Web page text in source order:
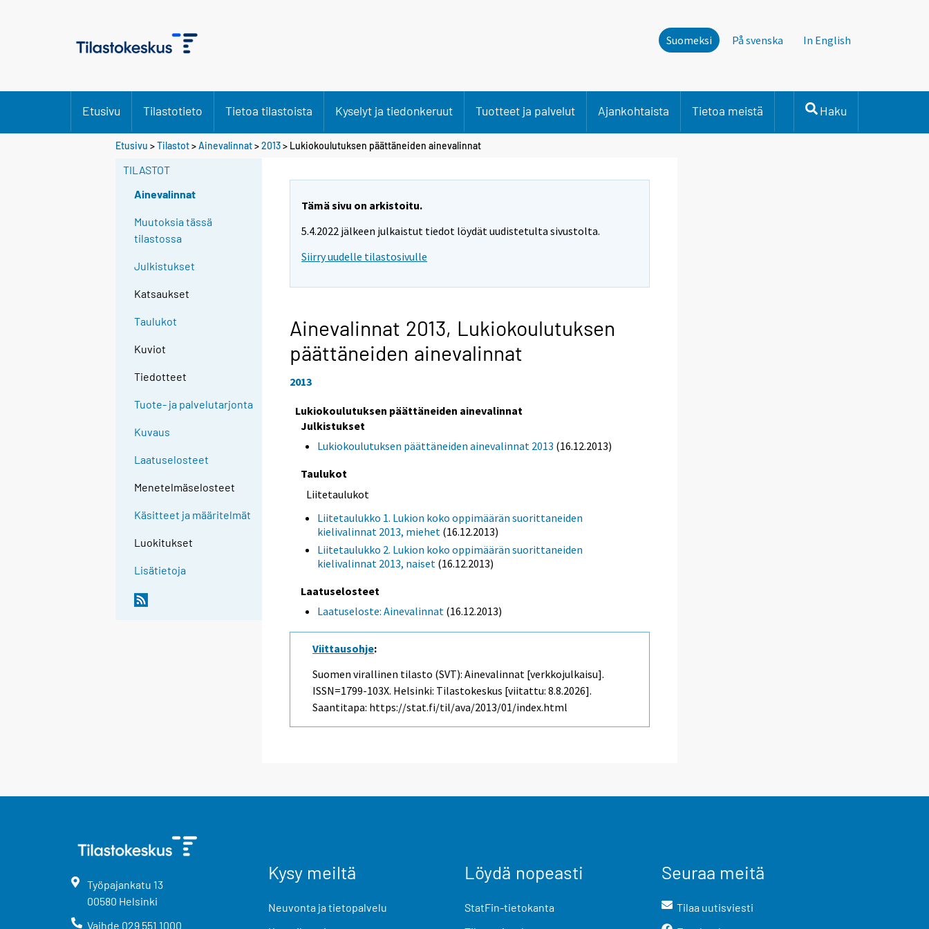
Suomeksi På svenska In English
Etusivu Tilastotieto Tietoa tilastoista Kyselyt ja tiedonkeruut Tuotteet ja palvelut Ajankohtaista Tietoa meistä Haku
Etusivu >Tilastot>Ainevalinnat>2013> Lukiokoulutuksen päättäneiden ainevalinnat
TILASTOT
Ainevalinnat
Muutoksia tässä
tilastossa
Julkistukset
Katsaukset
Taulukot
Kuviot
Tiedotteet
Tuote- ja palvelutarjonta
Kuvaus
Laatuselosteet
Menetelmäselosteet
Käsitteet ja määritelmät
Luokitukset
Lisätietoja
Tämä sivu on arkistoitu.
5.4.2022 jälkeen julkaistut tiedot löydät uudistetulta sivustolta.
Siirry uudelle tilastosivulle
Ainevalinnat 2013, Lukiokoulutuksen
päättäneiden ainevalinnat
2013
Lukiokoulutuksen päättäneiden ainevalinnat
Julkistukset
Lukiokoulutuksen päättäneiden ainevalinnat 2013 (16.12.2013)
Taulukot
Liitetaulukot
Liitetaulukko 1. Lukion koko oppimäärän suorittaneiden
kielivalinnat 2013, miehet (16.12.2013)
Liitetaulukko 2. Lukion koko oppimäärän suorittaneiden
kielivalinnat 2013, naiset (16.12.2013)
Laatuselosteet
Laatuseloste: Ainevalinnat (16.12.2013)
Viittausohje:
Suomen virallinen tilasto (SVT): Ainevalinnat [verkkojulkaisu].
ISSN=1799-103X. Helsinki: Tilastokeskus [viitattu: 8.8.2026].
Saantitapa: https://stat.fi/til/ava/2013/01/index.html
Työpajankatu 13
00580 Helsinki
Vaihde 029 551 1000
Kysy meiltä
Neuvonta ja tietopalvelu
Löydä nopeasti
StatFin-tietokanta
Seuraa meitä
Tilaa uutisviesti